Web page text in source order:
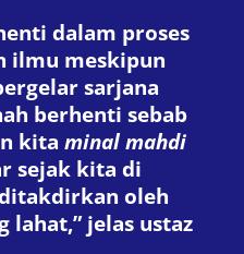
dalam proses
ilmu meskipun
sarjana
berhenti sebab
kita minal mahdi
sejak kita di
oleh
lahat,” jelas ustaz